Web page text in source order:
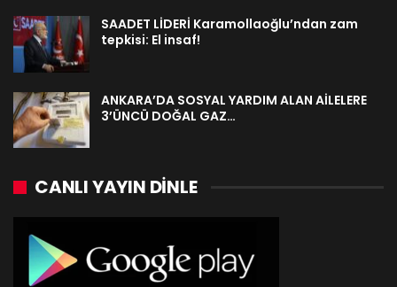
SAADET LİDERİ Karamollaoğlu’ndan zam
tepkisi: El insaf!
ANKARA’DA SOSYAL YARDIM ALAN AİLELERE
3’ÜNCÜ DOĞAL GAZ…
CANLI YAYIN DINLE